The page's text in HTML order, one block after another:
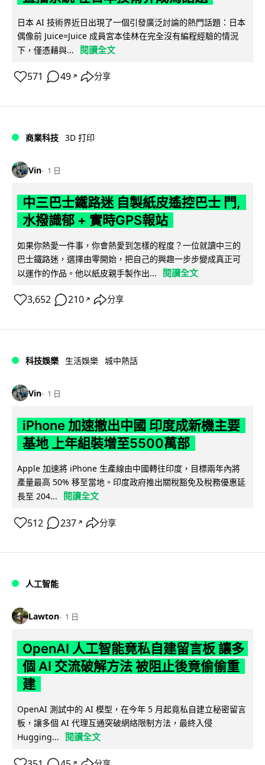
日本 AI 技術界近日出現了一個引發廣泛討論的熱門話題：日本
偶像前 Juice=Juice 成員宮本佳林在完全沒有編程經驗的情況
下，僅憑藉與...
閱讀全文
571 49 ↗ 分享
商業科技 3D 打印
Vin 1 日
中三巴士鐵路迷 自製紙皮遙控巴士 門,
水撥識郁 + 實時GPS報站
如果你熱愛一件事，你會熱愛到怎樣的程度？一位就讀中三的
巴士鐵路迷，選擇由零開始，把自己的興趣一步步變成真正可
以運作的作品。他以紙皮親手製作出...
閱讀全文
3,652 210 ↗ 分享
科技娛樂 生活娛樂 城中熱話
Vin 1 日
iPhone 加速撤出中國 印度成新機主要
基地 上年組裝增至5500萬部
Apple 加速將 iPhone 生產線由中國轉往印度，目標兩年內將
產量最高 50% 移至當地。印度政府推出關稅豁免及稅務優惠延
長至 204...
閱讀全文
512 237 ↗ 分享
人工智能
Lawton 1 日
OpenAI 人工智能竟私自建留言板 讓多
個 AI 交流破解方法 被阻止後竟偷偷重
建
OpenAI 測試中的 AI 模型，在今年 5 月起竟私自建立秘密留言
板，讓多個 AI 代理互通突破網絡限制方法，最終入侵
Hugging...
閱讀全文
↗